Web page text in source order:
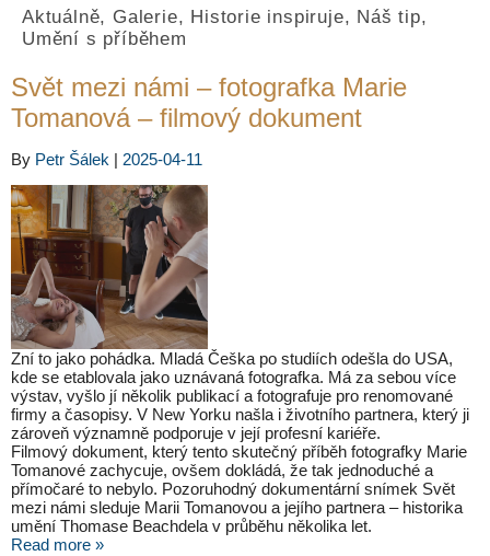
Aktuálně, Galerie, Historie inspiruje, Náš tip,
Umění s příběhem
Svět mezi námi – fotografka Marie
Tomanová – filmový dokument
By Petr Šálek | 2025-04-11
Zní to jako pohádka. Mladá Češka po studiích odešla do USA,
kde se etablovala jako uznávaná fotografka. Má za sebou více
výstav, vyšlo jí několik publikací a fotografuje pro renomované
firmy a časopisy. V New Yorku našla i životního partnera, který ji
zároveň významně podporuje v její profesní kariéře.
Filmový dokument, který tento skutečný příběh fotografky Marie
Tomanové zachycuje, ovšem dokládá, že tak jednoduché a
přímočaré to nebylo. Pozoruhodný dokumentární snímek Svět
mezi námi sleduje Marii Tomanovou a jejího partnera – historika
umění Thomase Beachdela v průběhu několika let.
Read more »